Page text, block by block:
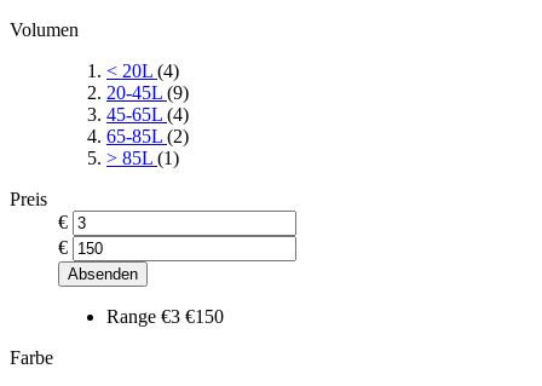
Volumen
< 20L (4)
20-45L (9)
45-65L (4)
65-85L (2)
> 85L (1)
Preis
€
€
Absenden
Range €3 €150
Farbe